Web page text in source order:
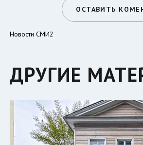
ОСТАВИТЬ
Новости СМИ2
ДРУГИЕ